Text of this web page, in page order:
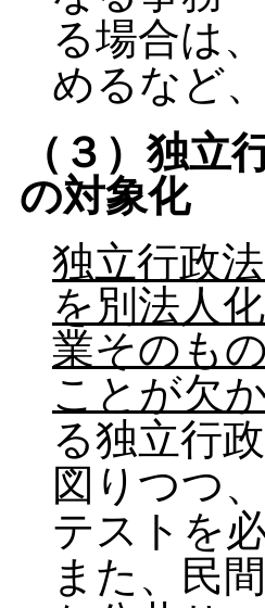
る場合は
めるなど
（３）独立
の対象化
独立行政
を別法人
業そのも
ことが欠
る独立行
図りつつ
テストを
また、民